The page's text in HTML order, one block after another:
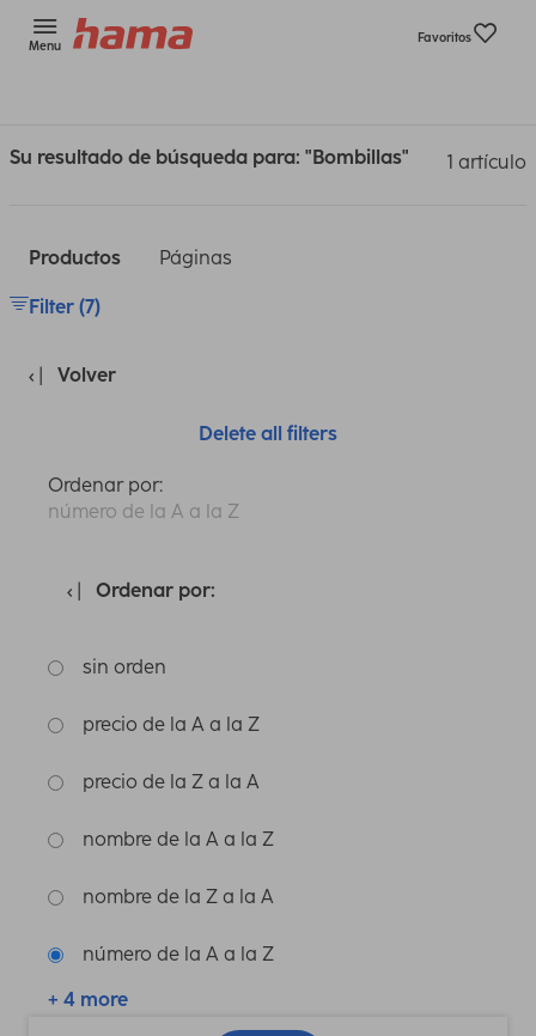
Menu
Favoritos
Su resultado de búsqueda para: "Bombillas" 1 artículo
Productos Páginas
Filter (7)
Volver
Delete all filters
Ordenar por:
número de la A a la Z
Ordenar por:
sin orden
precio de la A a la Z
precio de la Z a la A
nombre de la A a la Z
nombre de la Z a la A
número de la A a la Z
+ 4 more